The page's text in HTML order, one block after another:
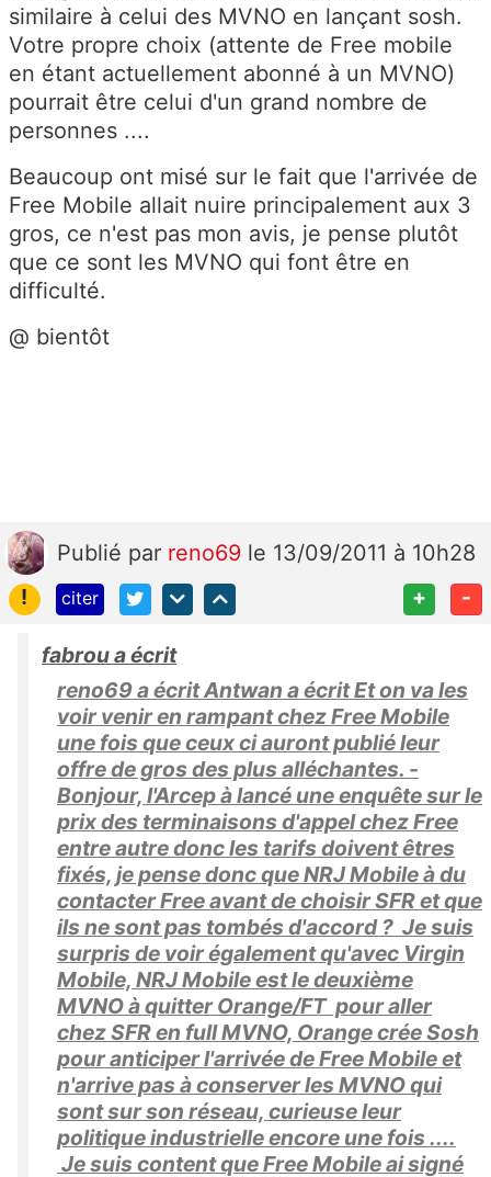
similaire à celui des MVNO en lançant sosh.
Votre propre choix (attente de Free mobile
en étant actuellement abonné à un MVNO)
pourrait être celui d'un grand nombre de
personnes ....
Beaucoup ont misé sur le fait que l'arrivée de
Free Mobile allait nuire principalement aux 3
gros, ce n'est pas mon avis, je pense plutôt
que ce sont les MVNO qui font être en
difficulté.
@ bientôt
Publié par reno69 le 13/09/2011 à 10h28
!
citer + -
fabrou a écrit
reno69 a écrit Antwan a écrit Et on va les
voir venir en rampant chez Free Mobile
une fois que ceux ci auront publié leur
offre de gros des plus alléchantes. -
Bonjour, l'Arcep à lancé une enquête sur le
prix des terminaisons d'appel chez Free
entre autre donc les tarifs doivent êtres
fixés, je pense donc que NRJ Mobile à du
contacter Free avant de choisir SFR et que
ils ne sont pas tombés d'accord ? Je suis
surpris de voir également qu'avec Virgin
Mobile, NRJ Mobile est le deuxième
MVNO à quitter Orange/FT pour aller
chez SFR en full MVNO, Orange crée Sosh
pour anticiper l'arrivée de Free Mobile et
n'arrive pas à conserver les MVNO qui
sont sur son réseau, curieuse leur
politique industrielle encore une fois ....
Je suis content que Free Mobile ai signé